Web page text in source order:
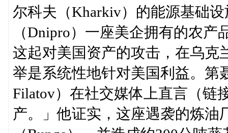
尔科夫（Kharkiv）的能源基础
（Dnipro）一座美企拥有的农
这起对美国资产的攻击，在乌克
举是系统性地针对美国利益。第
Filatov）在社交媒体上直言（链
产。」他证实，这座遇袭的炼油